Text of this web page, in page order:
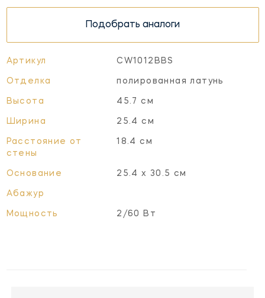
Подобрать аналоги
Артикул CW1012BBS
Отделка полированная латунь
Высота 45.7 см
Ширина 25.4 см
Расстояние от
стены
18.4 см
Основание 25.4 x 30.5 см
Абажур
Мощность 2/60 Вт